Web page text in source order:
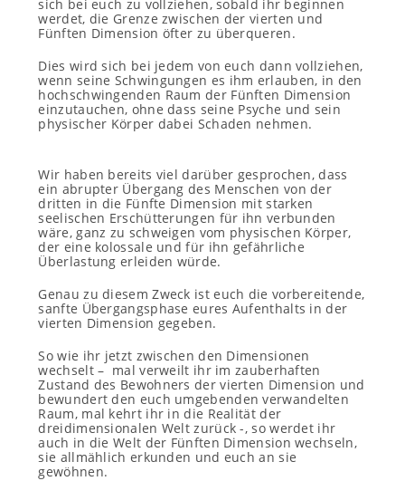
sich bei euch zu vollziehen, sobald ihr beginnen
werdet, die Grenze zwischen der vierten und
Fünften Dimension öfter zu überqueren.
Dies wird sich bei jedem von euch dann vollziehen,
wenn seine Schwingungen es ihm erlauben, in den
hochschwingenden Raum der Fünften Dimension
einzutauchen, ohne dass seine Psyche und sein
physischer Körper dabei Schaden nehmen.
Wir haben bereits viel darüber gesprochen, dass
ein abrupter Übergang des Menschen von der
dritten in die Fünfte Dimension mit starken
seelischen Erschütterungen für ihn verbunden
wäre, ganz zu schweigen vom physischen Körper,
der eine kolossale und für ihn gefährliche
Überlastung erleiden würde.
Genau zu diesem Zweck ist euch die vorbereitende,
sanfte Übergangsphase eures Aufenthalts in der
vierten Dimension gegeben.
So wie ihr jetzt zwischen den Dimensionen
wechselt – mal verweilt ihr im zauberhaften
Zustand des Bewohners der vierten Dimension und
bewundert den euch umgebenden verwandelten
Raum, mal kehrt ihr in die Realität der
dreidimensionalen Welt zurück -, so werdet ihr
auch in die Welt der Fünften Dimension wechseln,
sie allmählich erkunden und euch an sie
gewöhnen.